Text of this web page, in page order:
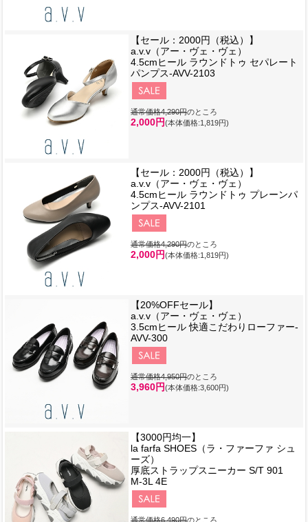
【セール：2000円（税込）】
a.v.v（アー・ヴェ・ヴェ）
4.5cmヒール ラウンドトゥ セパレート
パンプス-AVV-2103
通常価格4,290円のところ
2,000円(本体価格:1,819円)
【セール：2000円（税込）】
a.v.v（アー・ヴェ・ヴェ）
4.5cmヒール ラウンドトゥ プレーンパ
ンプス-AVV-2101
通常価格4,290円のところ
2,000円(本体価格:1,819円)
【20%OFFセール】
a.v.v（アー・ヴェ・ヴェ）
3.5cmヒール 快適こだわりローファー-
AVV-300
通常価格4,950円のところ
3,960円(本体価格:3,600円)
【3000円均一】
la farfa SHOES（ラ・ファーファ シュ
ーズ）
厚底ストラップスニーカー S/T 901
M-3L 4E
通常価格6,490円のところ